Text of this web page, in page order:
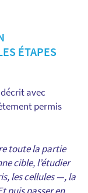
ÉTAPES
avec
permis
toute la partie
cible, l’étudier
les cellules —, la
puis passer en